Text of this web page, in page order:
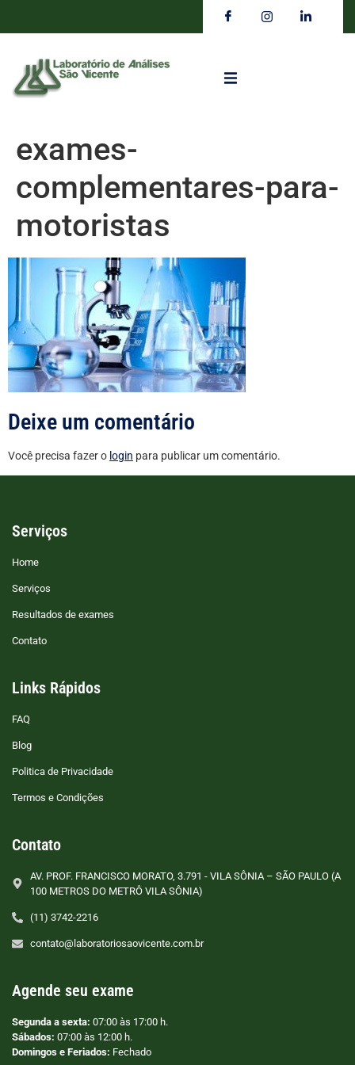
exames-
complementares-para-
motoristas
Deixe um comentário
Você precisa fazer o login para publicar um comentário.
Serviços
Home
Serviços
Resultados de exames
Contato
Links Rápidos
FAQ
Blog
Politica de Privacidade
Termos e Condições
Contato
AV. PROF. FRANCISCO MORATO, 3.791 - VILA SÔNIA – SÃO PAULO (A
100 METROS DO METRÔ VILA SÔNIA)
(11) 3742-2216
contato@laboratoriosaovicente.com.br
Agende seu exame
Segunda a sexta: 07:00 às 17:00 h.
Sábados: 07:00 às 12:00 h.
Domingos e Feriados: Fechado